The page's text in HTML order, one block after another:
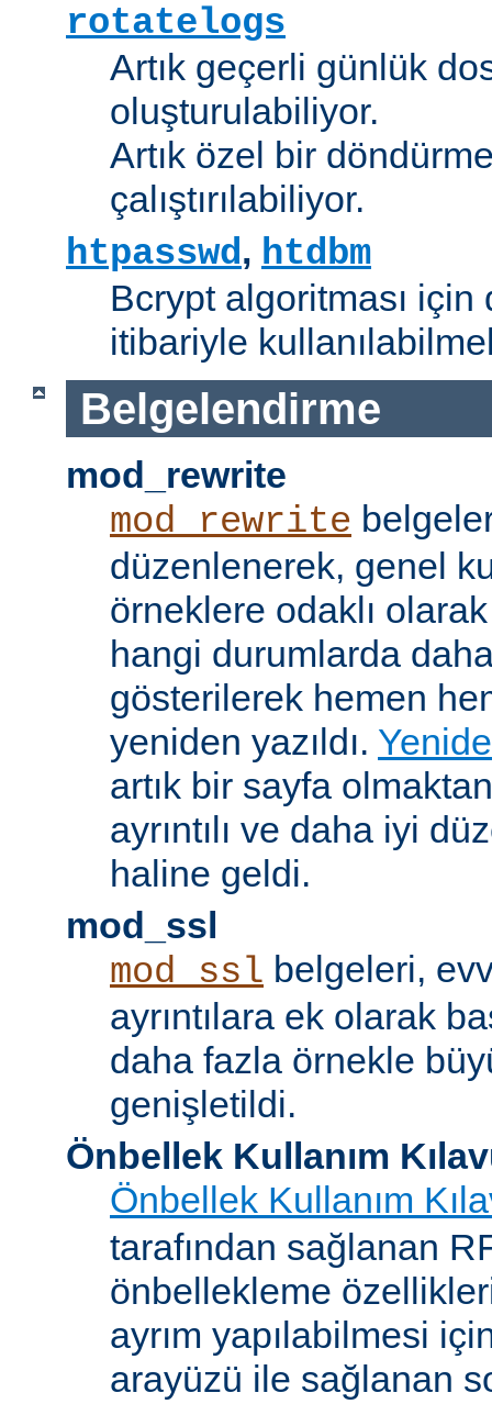
rotatelogs
Artık geçerli günlük
oluşturulabiliyor.
Artık özel bir
çalıştırılabiliyor.
htpasswd, htdbm
Bcrypt algoritması için
itibariyle
Belgelendirme
mod_rewrite
mod_rewrite
düzenlenerek, genel
örneklere odaklı
hangi durumlarda
gösterilerek hemen
yeniden yazıldı.
artık bir sayfa
ayrıntılı ve daha iyi
haline geldi.
mod_ssl
mod_ssl belgeleri,
ayrıntılara ek olarak
daha fazla örnekle
genişletildi.
Önbellek Kullanım
Önbellek Kullanım
tarafından sağlanan
önbellekleme
ayrım yapılabilmesi
arayüzü ile sağlanan